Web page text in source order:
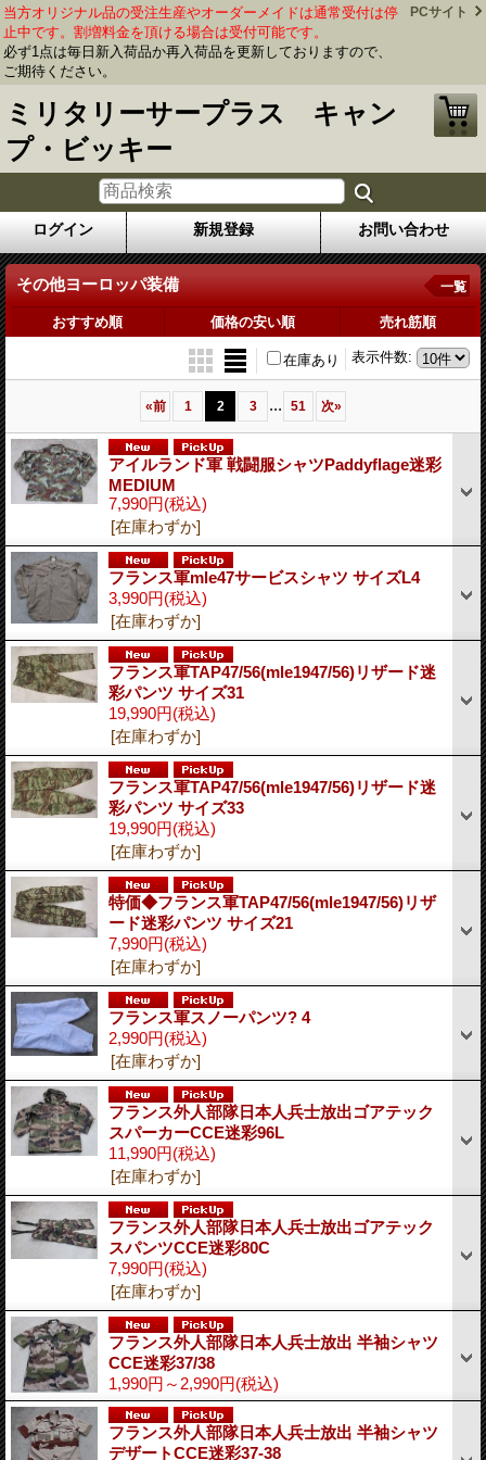
当方オリジナル品の受注生産やオーダーメイドは通常受付は停
止中です。割増料金を頂ける場合は受付可能です。
必ず1点は毎日新入荷品か再入荷品を更新しておりますので、
ご期待ください。
PCサイト
ミリタリーサープラス キャン
プ・ビッキー
ログイン 新規登録 お問い合わせ
その他ヨーロッパ装備 一覧
おすすめ順 価格の安い順 売れ筋順
表示件数:
在庫あり
«前 1 2 3 ... 51 次»
アイルランド軍 戦闘服シャツPaddyflage迷彩
MEDIUM
7,990円(税込)
[在庫わずか]
フランス軍mle47サービスシャツ サイズL4
3,990円(税込)
[在庫わずか]
フランス軍TAP47/56(mle1947/56)リザード迷
彩パンツ サイズ31
19,990円(税込)
[在庫わずか]
フランス軍TAP47/56(mle1947/56)リザード迷
彩パンツ サイズ33
19,990円(税込)
[在庫わずか]
特価◆フランス軍TAP47/56(mle1947/56)リザ
ード迷彩パンツ サイズ21
7,990円(税込)
[在庫わずか]
フランス軍スノーパンツ? 4
2,990円(税込)
[在庫わずか]
フランス外人部隊日本人兵士放出ゴアテック
スパーカーCCE迷彩96L
11,990円(税込)
[在庫わずか]
フランス外人部隊日本人兵士放出ゴアテック
スパンツCCE迷彩80C
7,990円(税込)
[在庫わずか]
フランス外人部隊日本人兵士放出 半袖シャツ
CCE迷彩37/38
1,990円～2,990円(税込)
フランス外人部隊日本人兵士放出 半袖シャツ
デザートCCE迷彩37-38